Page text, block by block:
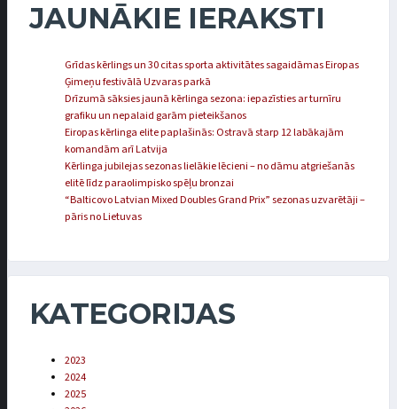
JAUNĀKIE IERAKSTI
Grīdas kērlings un 30 citas sporta aktivitātes sagaidāmas Eiropas
Ģimeņu festivālā Uzvaras parkā
Drīzumā sāksies jaunā kērlinga sezona: iepazīsties ar turnīru
grafiku un nepalaid garām pieteikšanos
Eiropas kērlinga elite paplašinās: Ostravā starp 12 labākajām
komandām arī Latvija
Kērlinga jubilejas sezonas lielākie lēcieni – no dāmu atgriešanās
elitē līdz paraolimpisko spēļu bronzai
“Balticovo Latvian Mixed Doubles Grand Prix” sezonas uzvarētāji –
pāris no Lietuvas
KATEGORIJAS
2023
2024
2025